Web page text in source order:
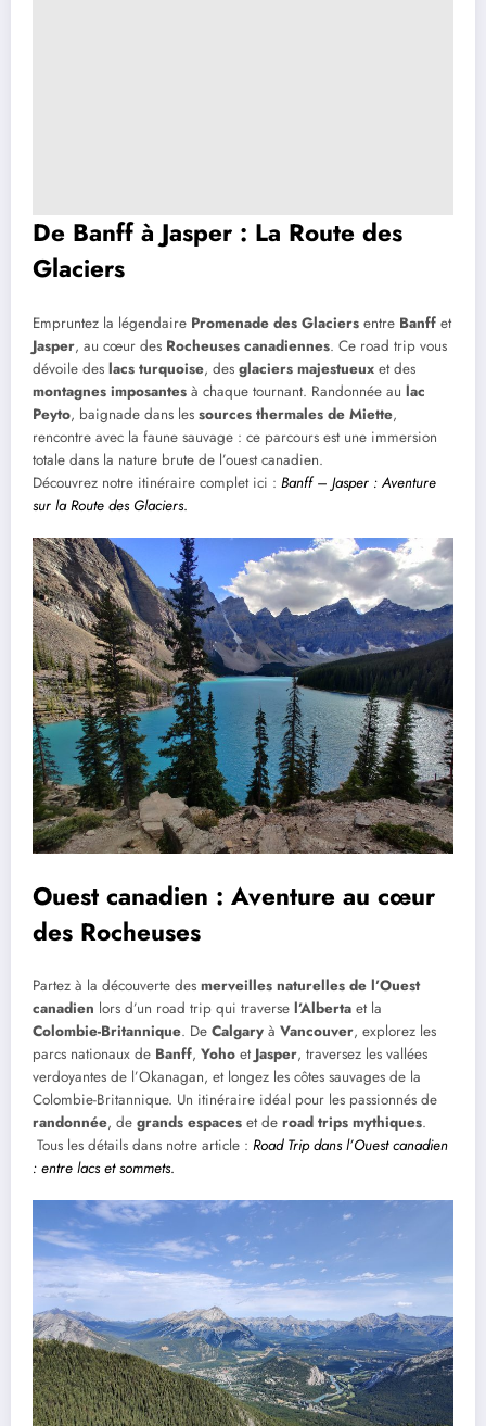
De Banff à Jasper : La Route des
Glaciers
Empruntez la légendaire Promenade des Glaciers entre Banff et
Jasper, au cœur des Rocheuses canadiennes. Ce road trip vous
dévoile des lacs turquoise, des glaciers majestueux et des
montagnes imposantes à chaque tournant. Randonnée au lac
Peyto, baignade dans les sources thermales de Miette,
rencontre avec la faune sauvage : ce parcours est une immersion
totale dans la nature brute de l’ouest canadien.
Découvrez notre itinéraire complet ici : Banff – Jasper : Aventure
sur la Route des Glaciers.
Ouest canadien : Aventure au cœur
des Rocheuses
Partez à la découverte des merveilles naturelles de l’Ouest
canadien lors d’un road trip qui traverse l’Alberta et la
Colombie-Britannique. De Calgary à Vancouver, explorez les
parcs nationaux de Banff, Yoho et Jasper, traversez les vallées
verdoyantes de l’Okanagan, et longez les côtes sauvages de la
Colombie-Britannique. Un itinéraire idéal pour les passionnés de
randonnée, de grands espaces et de road trips mythiques.
Tous les détails dans notre article : Road Trip dans l’Ouest canadien
: entre lacs et sommets.